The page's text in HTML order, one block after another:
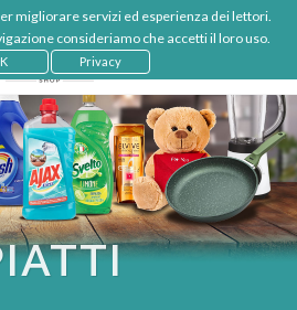
migliorare servizi ed esperienza dei lettori.
consideriamo che accetti il loro uso.
Privacy
€
IT
LOGIN